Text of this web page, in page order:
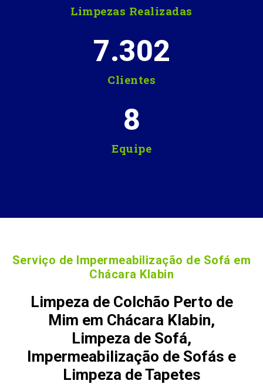
Limpezas Realizadas
Clientes
7.302
Equipe
8
Serviço de Impermeabilização de Sofá em
Chácara Klabin
Limpeza de Colchão Perto de
Mim em Chácara Klabin,
Limpeza de Sofá,
Impermeabilização de Sofás e
Limpeza de Tapetes